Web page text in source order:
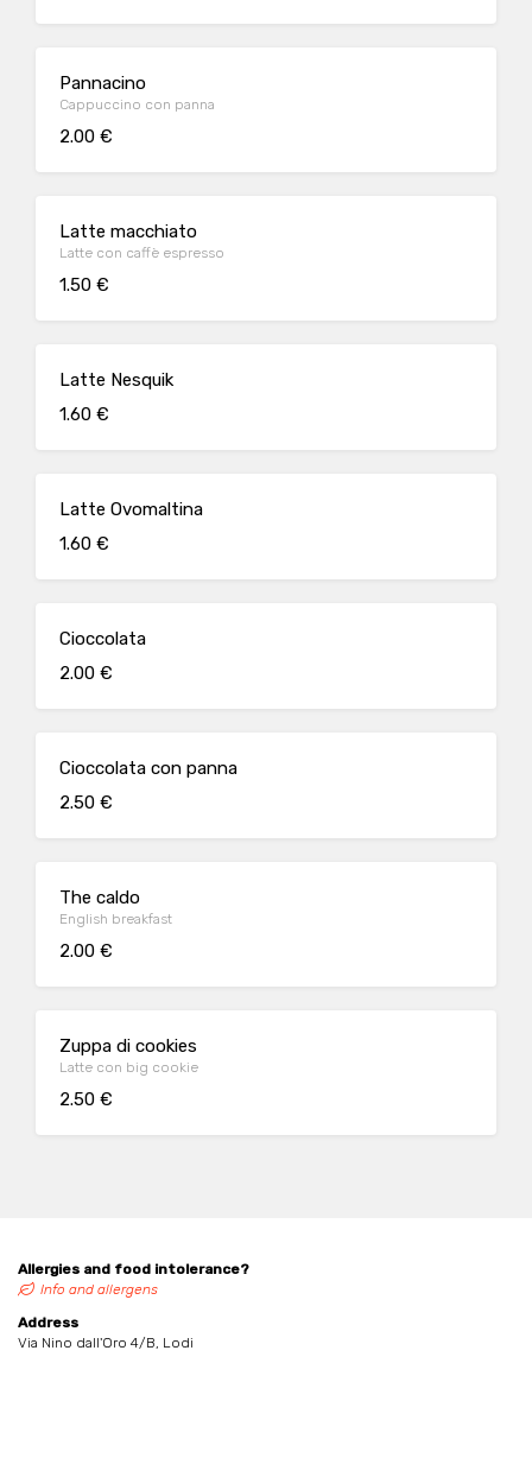
Pannacino
Cappuccino con panna
2.00 €
Latte macchiato
Latte con caffè espresso
1.50 €
Latte Nesquik
1.60 €
Latte Ovomaltina
1.60 €
Cioccolata
2.00 €
Cioccolata con panna
2.50 €
The caldo
English breakfast
2.00 €
Zuppa di cookies
Latte con big cookie
2.50 €
Allergies and food intolerance?
Info and allergens
Address
Via Nino dall'Oro 4/B, Lodi